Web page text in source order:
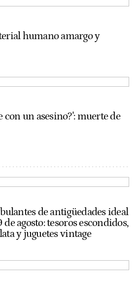
humano amargo y
con un asesino?': muerte de
de antigüedades ideal
agosto: tesoros escondidos,
y juguetes vintage